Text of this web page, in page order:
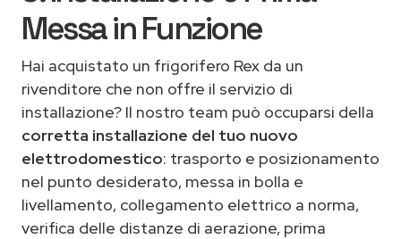
Messa in Funzione
Hai acquistato un frigorifero Rex da un
rivenditore che non offre il servizio di
installazione? Il nostro team può occuparsi della
corretta installazione del tuo nuovo
elettrodomestico: trasporto e posizionamento
nel punto desiderato, messa in bolla e
livellamento, collegamento elettrico a norma,
verifica delle distanze di aerazione, prima